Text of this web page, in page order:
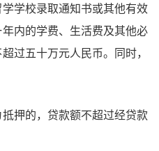
学校录取通知书或其他有效
内的学费、生活费及其他必
过五十万元人民币。同时，
押的，贷款额不超过经贷款